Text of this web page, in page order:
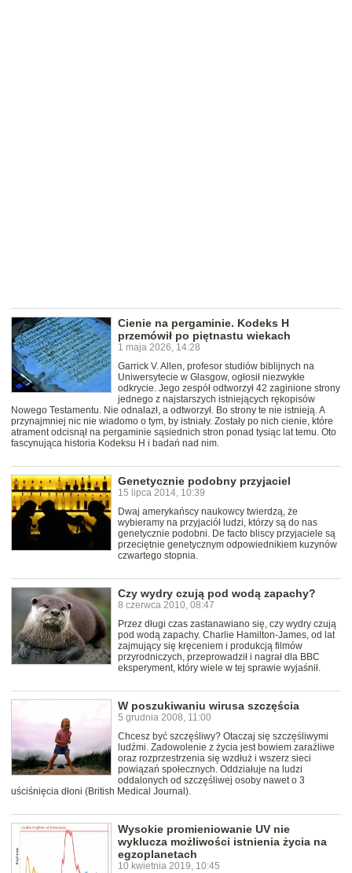
Cienie na pergaminie. Kodeks H
przemówił po piętnastu wiekach
1 maja 2026, 14:28
Garrick V. Allen, profesor studiów biblijnych na
Uniwersytecie w Glasgow, ogłosił niezwykłe
odkrycie. Jego zespół odtworzył 42 zaginione strony
jednego z najstarszych istniejących rękopisów
Nowego Testamentu. Nie odnalazł, a odtworzył. Bo strony te nie istnieją. A
przynajmniej nic nie wiadomo o tym, by istniały. Zostały po nich cienie, które
atrament odcisnął na pergaminie sąsiednich stron ponad tysiąc lat temu. Oto
fascynująca historia Kodeksu H i badań nad nim.
Genetycznie podobny przyjaciel
15 lipca 2014, 10:39
Dwaj amerykańscy naukowcy twierdzą, że
wybieramy na przyjaciół ludzi, którzy są do nas
genetycznie podobni. De facto bliscy przyjaciele są
przeciętnie genetycznym odpowiednikiem kuzynów
czwartego stopnia.
Czy wydry czują pod wodą zapachy?
8 czerwca 2010, 08:47
Przez długi czas zastanawiano się, czy wydry czują
pod wodą zapachy. Charlie Hamilton-James, od lat
zajmujący się kręceniem i produkcją filmów
przyrodniczych, przeprowadził i nagrał dla BBC
eksperyment, który wiele w tej sprawie wyjaśnił.
W poszukiwaniu wirusa szczęścia
5 grudnia 2008, 11:00
Chcesz być szczęśliwy? Otaczaj się szczęśliwymi
ludźmi. Zadowolenie z życia jest bowiem zaraźliwe
oraz rozprzestrzenia się wzdłuż i wszerz sieci
powiązań społecznych. Oddziałuje na ludzi
oddalonych od szczęśliwej osoby nawet o 3
uściśnięcia dłoni (British Medical Journal).
Wysokie promieniowanie UV nie
wyklucza możliwości istnienia życia na
egzoplanetach
10 kwietnia 2019, 10:45